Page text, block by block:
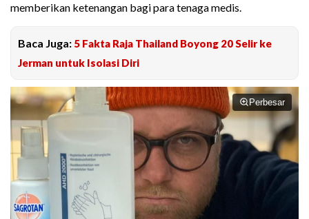
memberikan ketenangan bagi para tenaga medis.
Baca Juga: 5 Fakta Raja Thailand Boyong 20 Selir ke
Jerman untuk Isolasi Diri
Perbesar